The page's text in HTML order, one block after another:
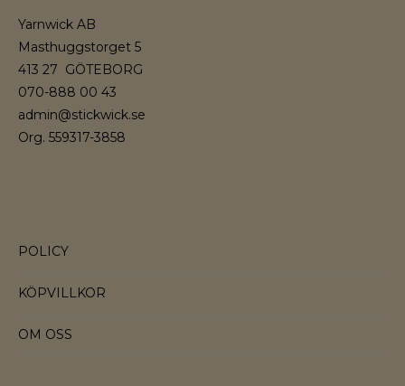
Yarnwick AB
Masthuggstorget 5
413 27 GÖTEBORG
070-888 00 43
admin@stickwick.se
Org. 559317-3858
POLICY
KÖPVILLKOR
OM OSS